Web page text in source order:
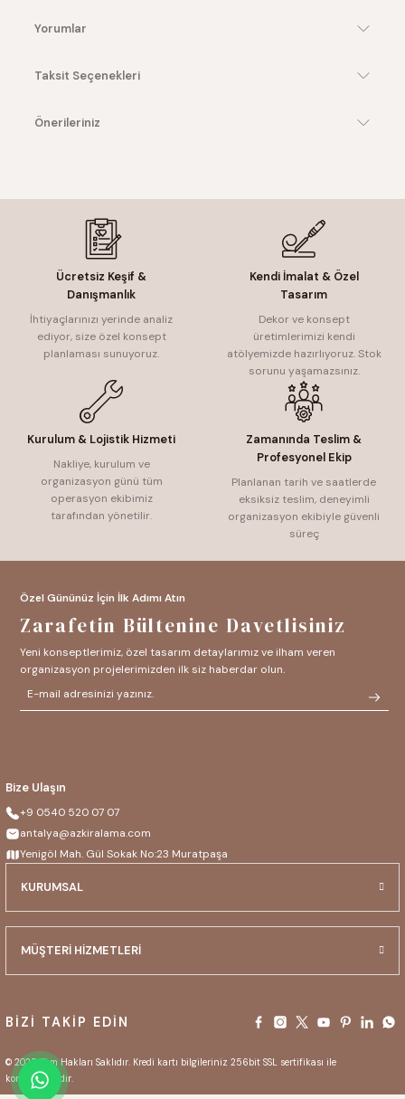
Yorumlar
Taksit Seçenekleri
Önerileriniz
Ücretsiz Keşif &
Danışmanlık
İhtiyaçlarınızı yerinde analiz
ediyor, size özel konsept
planlaması sunuyoruz.
Kendi İmalat & Özel
Tasarım
Dekor ve konsept
üretimlerimizi kendi
atölyemizde hazırlıyoruz. Stok
sorunu yaşamazsınız.
Kurulum & Lojistik Hizmeti
Nakliye, kurulum ve
organizasyon günü tüm
operasyon ekibimiz
tarafından yönetilir.
Zamanında Teslim &
Profesyonel Ekip
Planlanan tarih ve saatlerde
eksiksiz teslim, deneyimli
organizasyon ekibiyle güvenli
süreç
Bize Ulaşın
+9 0540 520 07 07
antalya@azkiralama.com
Yenigöl Mah. Gül Sokak No:23 Muratpaşa
KURUMSAL
MÜŞTERİ HİZMETLERİ
BİZİ TAKİP EDİN
© 2025 Tüm Hakları Saklıdır. Kredi kartı bilgileriniz 256bit SSL sertifikası ile
korunmaktadır.
Özel Gününüz İçin İlk Adımı Atın
Zarafetin Bültenine Davetlisiniz
Yeni konseptlerimiz, özel tasarım detaylarımız ve ilham veren
organizasyon projelerimizden ilk siz haberdar olun.